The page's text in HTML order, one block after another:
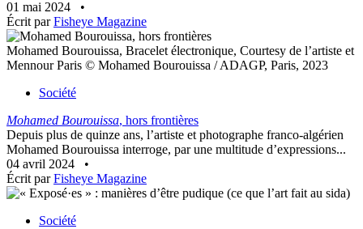
01 mai 2024
•
Écrit parFisheye Magazine
Mohamed Bourouissa, Bracelet électronique, Courtesy de l’artiste et
Mennour Paris © Mohamed Bourouissa / ADAGP, Paris, 2023
Société
Mohamed Bourouissa, hors frontières
Depuis plus de quinze ans, l’artiste et photographe franco-algérien
Mohamed Bourouissa interroge, par une multitude d’expressions...
04 avril 2024
•
Écrit parFisheye Magazine
Société